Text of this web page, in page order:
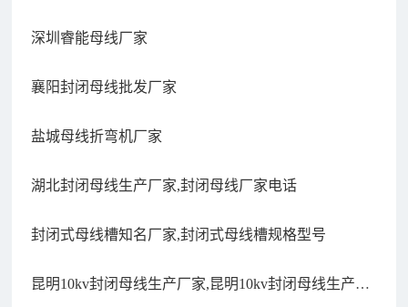
深圳睿能母线厂家
襄阳封闭母线批发厂家
盐城母线折弯机厂家
湖北封闭母线生产厂家,封闭母线厂家电话
封闭式母线槽知名厂家,封闭式母线槽规格型号
昆明10kv封闭母线生产厂家,昆明10kv封闭母线生产厂